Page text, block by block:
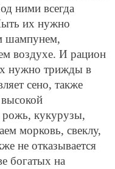
ними всегда
их нужно
шампунем,
воздухе. И рацион
нужно трижды в
сено, также
рожь, кукурузы,
морковь, свеклу,
не отказывается
богатых на